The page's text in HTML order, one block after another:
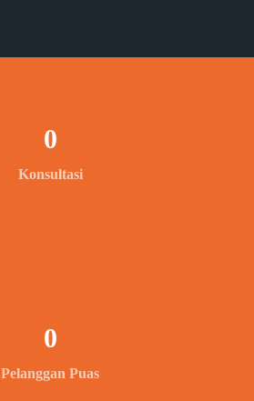
Konsultasi
0
Pelanggan Puas
0